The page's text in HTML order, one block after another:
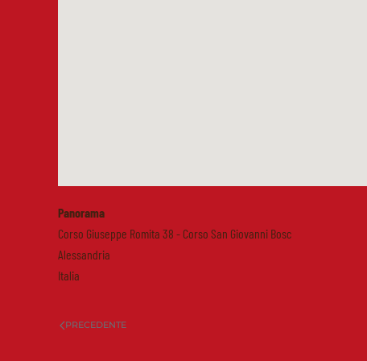
Panorama
Corso Giuseppe Romita 38 - Corso San Giovanni Bosc
Alessandria
Italia
PRECEDENTE